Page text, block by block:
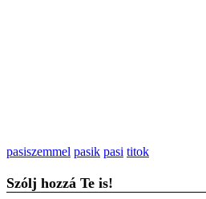
pasiszemmel pasik pasi titok
Szólj hozzá Te is!